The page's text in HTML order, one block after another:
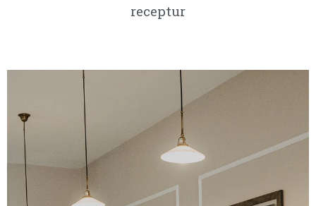
receptur